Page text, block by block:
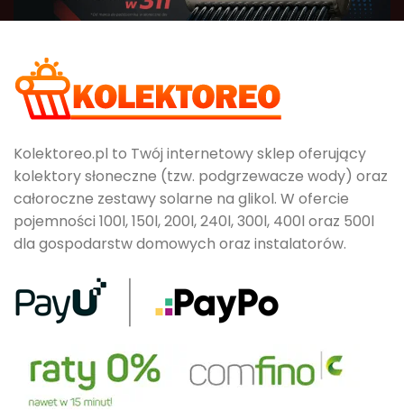
Kolektoreo.pl to Twój internetowy sklep oferujący
kolektory słoneczne (tzw. podgrzewacze wody) oraz
całoroczne zestawy solarne na glikol. W ofercie
pojemności 100l, 150l, 200l, 240l, 300l, 400l oraz 500l
dla gospodarstw domowych oraz instalatorów.